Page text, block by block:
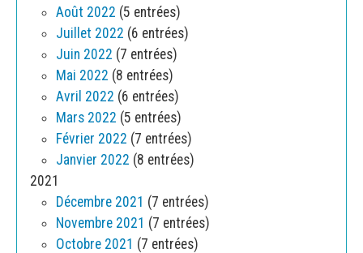
Août 2022 (5 entrées)
Juillet 2022 (6 entrées)
Juin 2022 (7 entrées)
Mai 2022 (8 entrées)
Avril 2022 (6 entrées)
Mars 2022 (5 entrées)
Février 2022 (7 entrées)
Janvier 2022 (8 entrées)
2021
Décembre 2021 (7 entrées)
Novembre 2021 (7 entrées)
Octobre 2021 (7 entrées)